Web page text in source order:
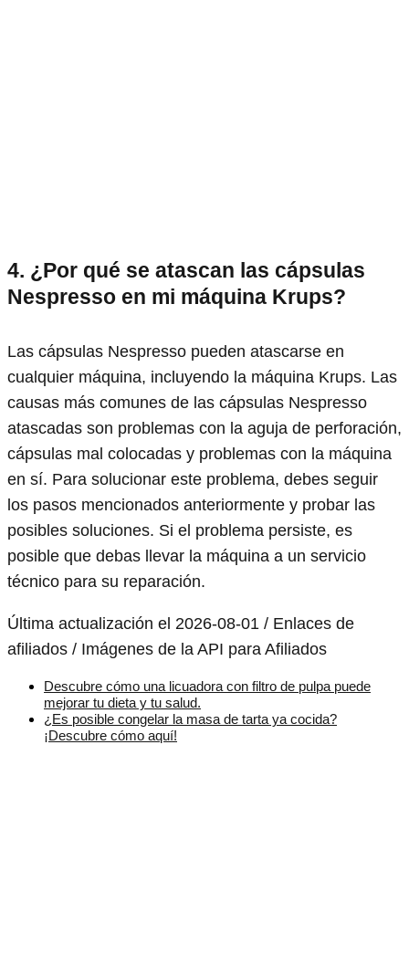
4. ¿Por qué se atascan las cápsulas
Nespresso en mi máquina Krups?
Las cápsulas Nespresso pueden atascarse en
cualquier máquina, incluyendo la máquina Krups. Las
causas más comunes de las cápsulas Nespresso
atascadas son problemas con la aguja de perforación,
cápsulas mal colocadas y problemas con la máquina
en sí. Para solucionar este problema, debes seguir
los pasos mencionados anteriormente y probar las
posibles soluciones. Si el problema persiste, es
posible que debas llevar la máquina a un servicio
técnico para su reparación.
Última actualización el 2026-08-01 / Enlaces de
afiliados / Imágenes de la API para Afiliados
Descubre cómo una licuadora con filtro de pulpa puede
mejorar tu dieta y tu salud.
¿Es posible congelar la masa de tarta ya cocida?
¡Descubre cómo aquí!